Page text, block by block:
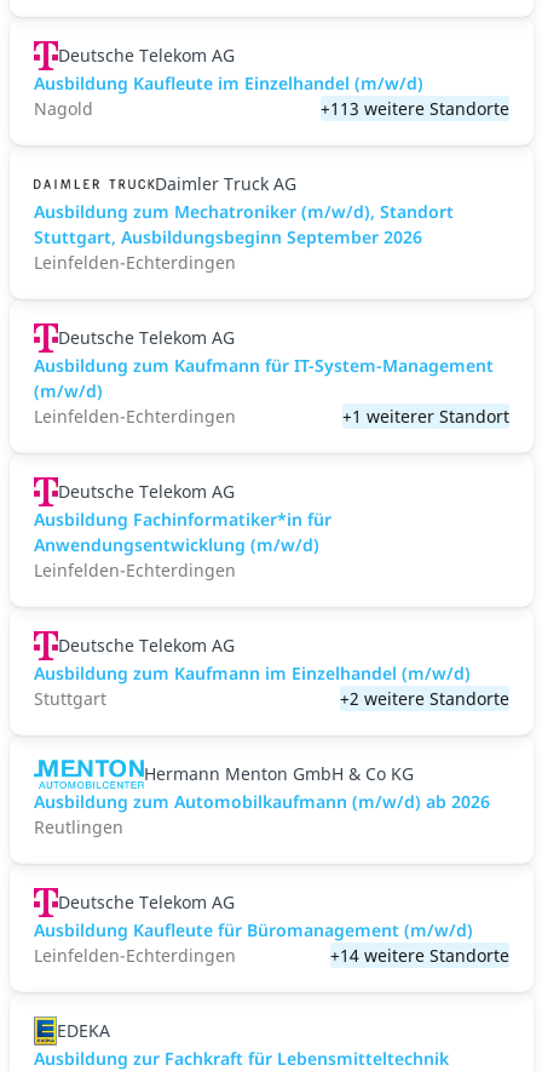
Deutsche Telekom AG
Ausbildung Kaufleute im Einzelhandel (m/w/d)
Nagold
+113 weitere Standorte
Daimler Truck AG
Ausbildung zum Mechatroniker (m/w/d), Standort
Stuttgart, Ausbildungsbeginn September 2026
Leinfelden-Echterdingen
Deutsche Telekom AG
Ausbildung zum Kaufmann für IT-System-Management
(m/w/d)
Leinfelden-Echterdingen
+1 weiterer Standort
Deutsche Telekom AG
Ausbildung Fachinformatiker*in für
Anwendungsentwicklung (m/w/d)
Leinfelden-Echterdingen
Deutsche Telekom AG
Ausbildung zum Kaufmann im Einzelhandel (m/w/d)
Stuttgart
+2 weitere Standorte
Hermann Menton GmbH & Co KG
Ausbildung zum Automobilkaufmann (m/w/d) ab 2026
Reutlingen
Deutsche Telekom AG
Ausbildung Kaufleute für Büromanagement (m/w/d)
Leinfelden-Echterdingen
+14 weitere Standorte
EDEKA
Ausbildung zur Fachkraft für Lebensmitteltechnik